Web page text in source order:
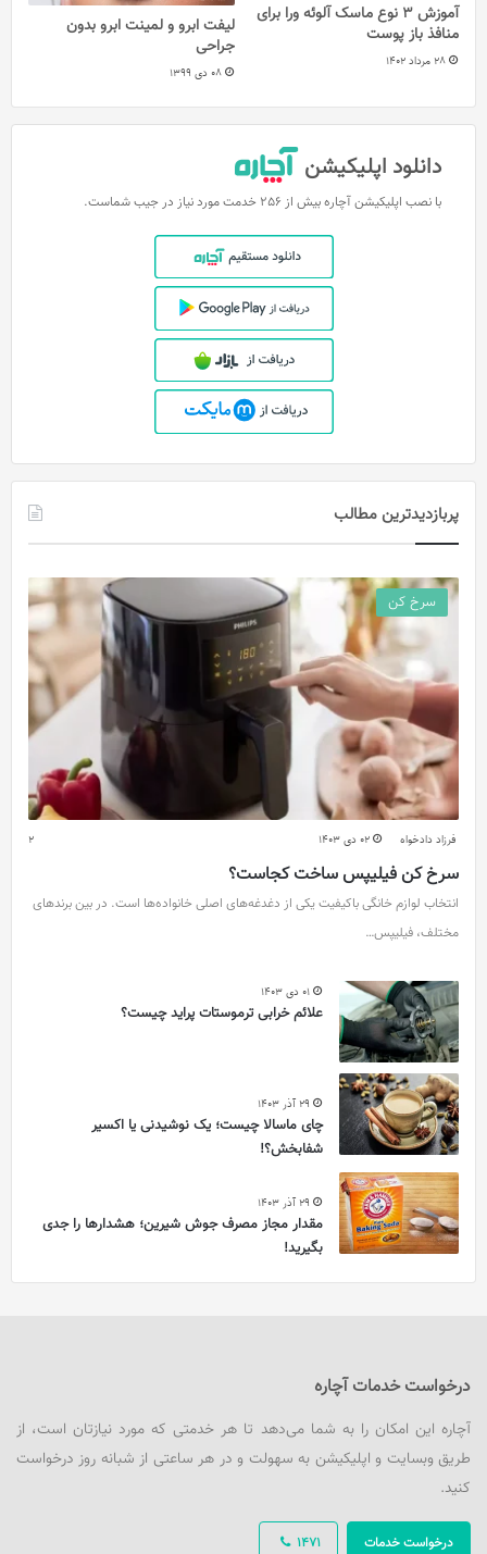
آموزش 3 نوع ماسک آلوئه ورا برای
منافذ باز پوست
28 مرداد 1402
لیفت ابرو و لمینت ابرو بدون
جراحی
08 دی 1399
دانلود اپلیکیشن
با نصب اپلیکیشن آچاره بیش از 256 خدمت مورد نیاز در جیب شماست.
پربازدیدترین مطالب
سرخ کن
فرزاد دادخواه 02 دی 1403 2
سرخ کن فیلیپس ساخت کجاست؟
انتخاب لوازم خانگی باکیفیت یکی از دغدغه‌های اصلی خانواده‌ها است. در بین برندهای
مختلف، فیلیپس…
01 دی 1403
علائم خرابی ترموستات پراید چیست؟
29 آذر 1403
چای ماسالا چیست؛ یک نوشیدنی یا اکسیر
شفابخش؟!
29 آذر 1403
مقدار مجاز مصرف جوش شیرین؛ هشدارها را جدی
بگیرید!
درخواست خدمات آچاره
آچاره این امکان را به شما می‌دهد تا هر خدمتی که مورد نیازتان است، از
طریق وبسایت و اپلیکیشن به سهولت و در هر ساعتی از شبانه روز درخواست
کنید.
1471 درخواست خدمات